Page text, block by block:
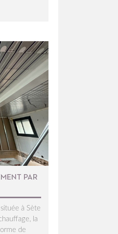
PAR
à Sète
la
de